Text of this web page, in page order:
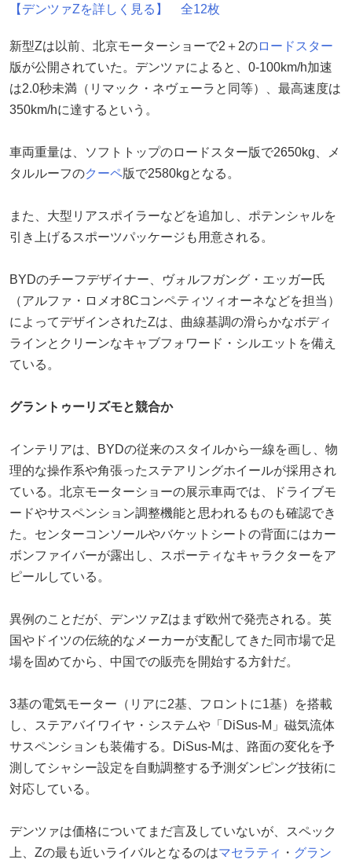
【デンツァZを詳しく見る】 全12枚
新型Zは以前、北京モーターショーで2＋2のロードスター
版が公開されていた。デンツァによると、0-100km/h加速
は2.0秒未満（リマック・ネヴェーラと同等）、最高速度は
350km/hに達するという。
車両重量は、ソフトトップのロードスター版で2650kg、メ
タルルーフのクーペ版で2580kgとなる。
また、大型リアスポイラーなどを追加し、ポテンシャルを
引き上げるスポーツパッケージも用意される。
BYDのチーフデザイナー、ヴォルフガング・エッガー氏
（アルファ・ロメオ8Cコンペティツィオーネなどを担当）
によってデザインされたZは、曲線基調の滑らかなボディ
ラインとクリーンなキャブフォワード・シルエットを備え
ている。
グラントゥーリズモと競合か
インテリアは、BYDの従来のスタイルから一線を画し、物
理的な操作系や角張ったステアリングホイールが採用され
ている。北京モーターショーの展示車両では、ドライブモ
ードやサスペンション調整機能と思われるものも確認でき
た。センターコンソールやバケットシートの背面にはカー
ボンファイバーが露出し、スポーティなキャラクターをア
ピールしている。
異例のことだが、デンツァZはまず欧州で発売される。英
国やドイツの伝統的なメーカーが支配してきた同市場で足
場を固めてから、中国での販売を開始する方針だ。
3基の電気モーター（リアに2基、フロントに1基）を搭載
し、ステアバイワイヤ・システムや「DiSus-M」磁気流体
サスペンションも装備する。DiSus-Mは、路面の変化を予
測してシャシー設定を自動調整する予測ダンピング技術に
対応している。
デンツァは価格についてまだ言及していないが、スペック
上、Zの最も近いライバルとなるのはマセラティ ・ グラン